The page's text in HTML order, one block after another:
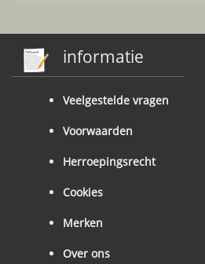
informatie
Veelgestelde vragen
Voorwaarden
Herroepingsrecht
Cookies
Merken
Over ons